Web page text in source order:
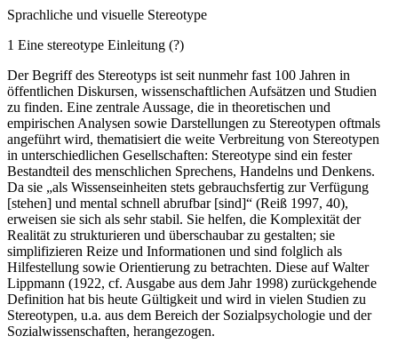
Sprachliche und visuelle Stereotype
1 Eine stereotype Einleitung (?)
Der Begriff des Stereotyps ist seit nunmehr fast 100 Jahren in
öffentlichen Diskursen, wissenschaftlichen Aufsätzen und Studien
zu finden. Eine zentrale Aussage, die in theoretischen und
empirischen Analysen sowie Darstellungen zu Stereotypen oftmals
angeführt wird, thematisiert die weite Verbreitung von Stereotypen
in unterschiedlichen Gesellschaften: Stereotype sind ein fester
Bestandteil des menschlichen Sprechens, Handelns und Denkens.
Da sie „als Wissenseinheiten stets gebrauchsfertig zur Verfügung
[stehen] und mental schnell abrufbar [sind]“ (Reiß 1997, 40),
erweisen sie sich als sehr stabil. Sie helfen, die Komplexität der
Realität zu strukturieren und überschaubar zu gestalten; sie
simplifizieren Reize und Informationen und sind folglich als
Hilfestellung sowie Orientierung zu betrachten. Diese auf Walter
Lippmann (1922, cf. Ausgabe aus dem Jahr 1998) zurückgehende
Definition hat bis heute Gültigkeit und wird in vielen Studien zu
Stereotypen, u.a. aus dem Bereich der Sozialpsychologie und der
Sozialwissenschaften, herangezogen.